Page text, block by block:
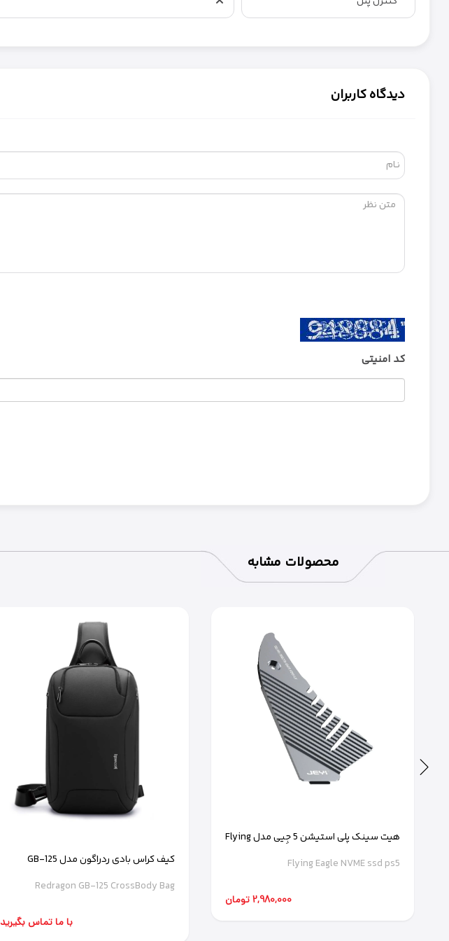
دیدگاه کاربران
کد امنیتی
محصولات مشابه
هیت سینک پلی استیشن 5 جِیی مدل Flying
Eagle NVME ssd ps5
Flying Eagle NVME ssd ps5
2,980,000 تومان
کیف کراس بادی ردراگون مدل GB-125
Redragon GB-125 CrossBody Bag
با ما تماس بگیرید